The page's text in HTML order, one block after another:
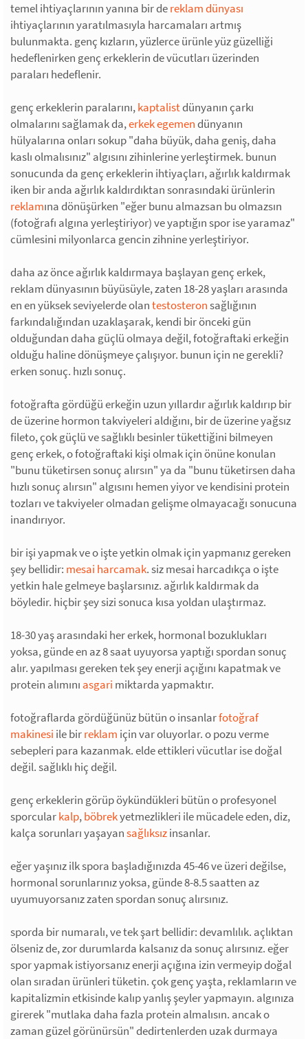
temel ihtiyaçlarının yanına bir dereklam dünyası
ihtiyaçlarının yaratılmasıyla harcamaları artmış
bulunmakta. genç kızların, yüzlerce ürünle yüz güzelliği
hedeflenirken genç erkeklerin de vücutları üzerinden
paraları hedeflenir.
genç erkeklerin paralarını,kaptalistdünyanın çarkı
olmalarını sağlamak da,erkek egemendünyanın
hülyalarına onları sokup "daha büyük, daha geniş, daha
kaslı olmalısınız" algısını zihinlerine yerleştirmek. bunun
sonucunda da genç erkeklerin ihtiyaçları, ağırlık kaldırmak
iken bir anda ağırlık kaldırdıktan sonrasındaki ürünlerin
reklamına dönüşürken "eğer bunu almazsan bu olmazsın
(fotoğrafı algına yerleştiriyor) ve yaptığın spor ise yaramaz"
cümlesini milyonlarca gencin zihnine yerleştiriyor.
daha az önce ağırlık kaldırmaya başlayan genç erkek,
reklam dünyasının büyüsüyle, zaten 18-28 yaşları arasında
en en yüksek seviyelerde olantestosteronsağlığının
farkındalığından uzaklaşarak, kendi bir önceki gün
olduğundan daha güçlü olmaya değil, fotoğraftaki erkeğin
olduğu haline dönüşmeye çalışıyor. bunun için ne gerekli?
erken sonuç. hızlı sonuç.
fotoğrafta gördüğü erkeğin uzun yıllardır ağırlık kaldırıp bir
de üzerine hormon takviyeleri aldığını, bir de üzerine yağsız
fileto, çok güçlü ve sağlıklı besinler tükettiğini bilmeyen
genç erkek, o fotoğraftaki kişi olmak için önüne konulan
"bunu tüketirsen sonuç alırsın" ya da "bunu tüketirsen daha
hızlı sonuç alırsın" algısını hemen yiyor ve kendisini protein
tozları ve takviyeler olmadan gelişme olmayacağı sonucuna
inandırıyor.
bir işi yapmak ve o işte yetkin olmak için yapmanız gereken
şey bellidir: mesai harcamak. siz mesai harcadıkça o işte
yetkin hale gelmeye başlarsınız. ağırlık kaldırmak da
böyledir. hiçbir şey sizi sonuca kısa yoldan ulaştırmaz.
18-30 yaş arasındaki her erkek, hormonal bozuklukları
yoksa, günde en az 8 saat uyuyorsa yaptığı spordan sonuç
alır. yapılması gereken tek şey enerji açığını kapatmak ve
protein alımını asgari miktarda yapmaktır.
fotoğraflarda gördüğünüz bütün o insanlarfotoğraf
makinesi ile birreklam için var oluyorlar. o pozu verme
sebepleri para kazanmak. elde ettikleri vücutlar ise doğal
değil. sağlıklı hiç değil.
genç erkeklerin görüp öykündükleri bütün o profesyonel
sporcularkalp,böbrekyetmezlikleri ile mücadele eden, diz,
kalça sorunları yaşayansağlıksızinsanlar.
eğer yaşınız ilk spora başladığınızda 45-46 ve üzeri değilse,
hormonal sorunlarınız yoksa, günde 8-8.5 saatten az
uyumuyorsanız zaten spordan sonuç alırsınız.
sporda bir numaralı, ve tek şart bellidir: devamlılık. açlıktan
ölseniz de, zor durumlarda kalsanız da sonuç alırsınız. eğer
spor yapmak istiyorsanız enerji açığına izin vermeyip doğal
olan sıradan ürünleri tüketin. çok genç yaşta, reklamların ve
kapitalizmin etkisinde kalıp yanlış şeyler yapmayın. algınıza
girerek "mutlaka daha fazla protein almalısın. ancak o
zaman güzel görünürsün" dedirtenlerden uzak durmaya